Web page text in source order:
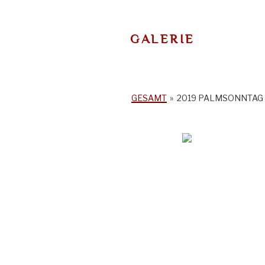
GALERIE
GESAMT » 2019 PALMSONNTAG